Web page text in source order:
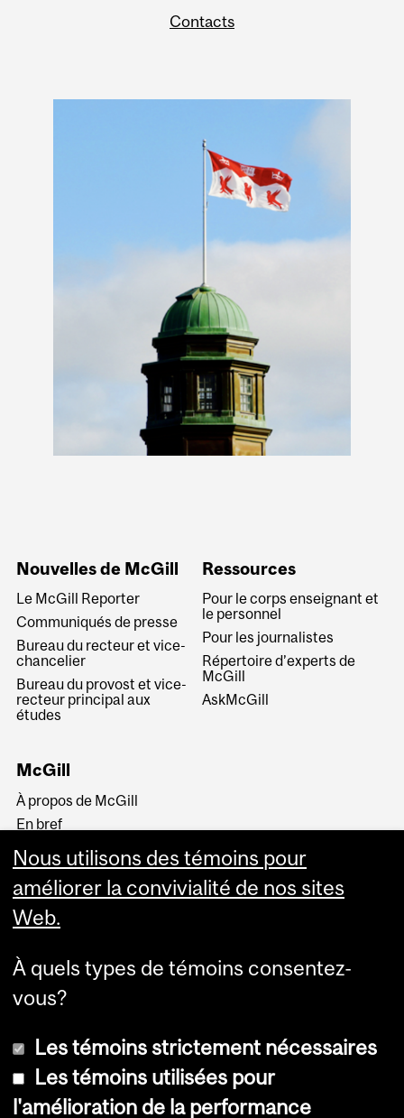
Contacts
Nouvelles de McGill
Le McGill Reporter
Communiqués de presse
Bureau du recteur et vice-
chancelier
Bureau du provost et vice-
recteur principal aux
études
Ressources
Pour le corps enseignant et
le personnel
Pour les journalistes
Répertoire d’experts de
McGill
AskMcGill
McGill
À propos de McGill
En bref
Histoire
La haute direction
Nous utilisons des témoins pour
améliorer la convivialité de nos sites
Web.
À quels types de témoins consentez-
vous?
Les témoins strictement nécessaires
Les témoins utilisées pour
l'amélioration de la performance